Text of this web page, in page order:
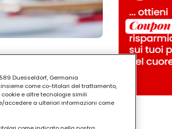
Duesseldorf, Germania
come co-titolari del trattamento,
e altre tecnologie simili
accedere a ulteriori informazioni come